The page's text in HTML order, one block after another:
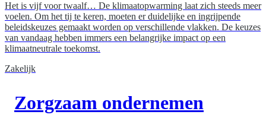
Het is vijf voor twaalf… De klimaatopwarming laat zich steeds meer
voelen. Om het tij te keren, moeten er duidelijke en ingrijpende
beleidskeuzes gemaakt worden op verschillende vlakken. De keuzes
van vandaag hebben immers een belangrijke impact op een
klimaatneutrale toekomst.
Zakelijk
Zorgzaam ondernemen